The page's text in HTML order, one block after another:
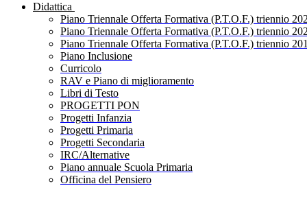
Didattica
Piano Triennale Offerta Formativa (P.T.O.F.) triennio
Piano Triennale Offerta Formativa (P.T.O.F.) triennio
Piano Triennale Offerta Formativa (P.T.O.F.) triennio
Piano Inclusione
Curricolo
RAV e Piano di miglioramento
Libri di Testo
PROGETTI PON
Progetti Infanzia
Progetti Primaria
Progetti Secondaria
IRC/Alternative
Piano annuale Scuola Primaria
Officina del Pensiero